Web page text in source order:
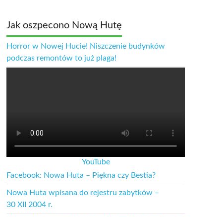
Jak oszpecono Nową Hutę
Horror w Nowej Hucie! Niszczenie budynków
podczas remontów to już plaga!
YouTube
Facebook: Nowa Huta – Piękna czy Bestia?
Nowa Huta wpisana do rejestru zabytków –
30 XII 2004 r.